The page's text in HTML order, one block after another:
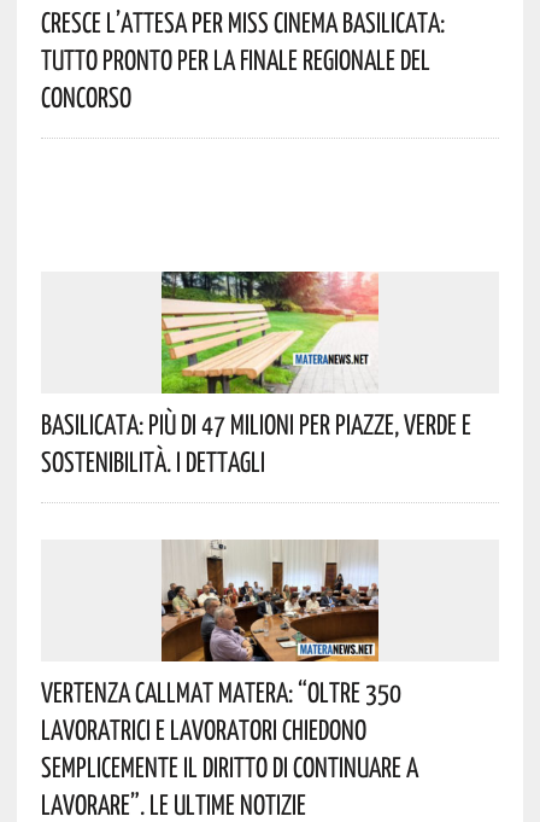
Cresce L’attesa Per Miss Cinema Basilicata:
Tutto Pronto Per La Finale Regionale Del
Concorso
Basilicata: Più Di 47 Milioni Per Piazze, Verde E
Sostenibilità. I Dettagli
Vertenza CallMat Matera: “Oltre 350
Lavoratrici E Lavoratori Chiedono
Semplicemente Il Diritto Di Continuare A
Lavorare”. Le Ultime Notizie